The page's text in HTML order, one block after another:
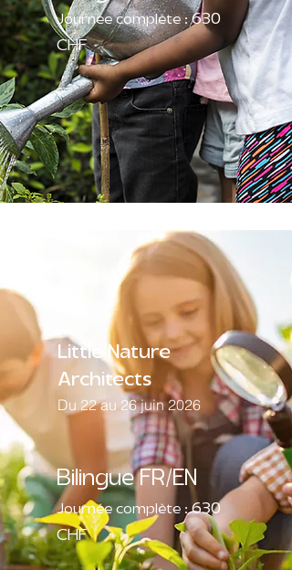
Journée complète :630
CHF
Little Nature
Architects
Du 22 au 26 juin 2026
Bilingue FR/EN
Journée complète :630
CHF